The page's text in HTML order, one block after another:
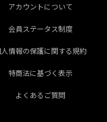
アカウントについて
会員ステータス制度
人情報の保護に関する規約
特商法に基づく表示
よくあるご質問